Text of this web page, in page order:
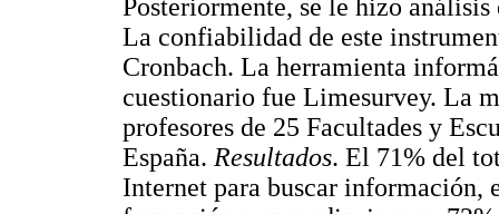
Posteriormente, se le hizo
La confiabilidad de este
Cronbach. La herramienta
cuestionario fue Limesurvey. La
profesores de 25 Facultades y
España. Resultados. El 71% del
Internet para buscar información,